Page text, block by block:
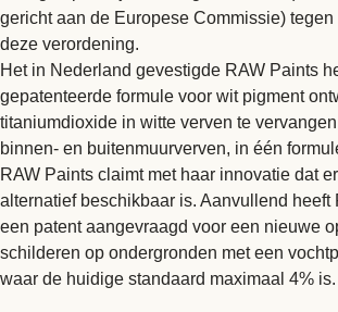
gericht aan de Europese Commissie) tegen
deze verordening.
Het in Nederland gevestigde RAW Paints
gepatenteerde formule voor wit pigment
titaniumdioxide in witte verven te
binnen- en buitenmuurverven, in één
RAW Paints claimt met haar innovatie dat
alternatief beschikbaar is. Aanvullend heeft
een patent aangevraagd voor een nieuwe
schilderen op ondergronden met een
waar de huidige standaard maximaal 4% is.